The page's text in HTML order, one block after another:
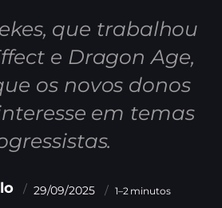
que trabalhou
e Dragon Age,
os novos donos
em temas
29/09/2025 1–2 minutos